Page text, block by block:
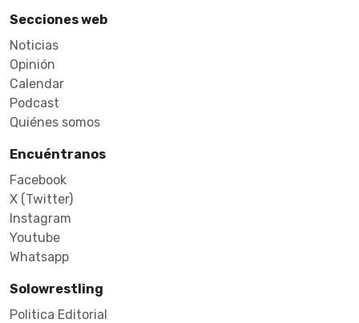
Secciones web
Noticias
Opinión
Calendar
Podcast
Quiénes somos
Encuéntranos
Facebook
X (Twitter)
Instagram
Youtube
Whatsapp
Solowrestling
Politica Editorial